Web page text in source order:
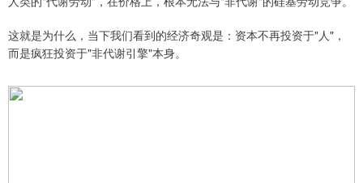
这就是为什么，当下我们看到的经济奇观是：资本不再投资于"人"，
而是疯狂投资于"非代谢引擎"本身。